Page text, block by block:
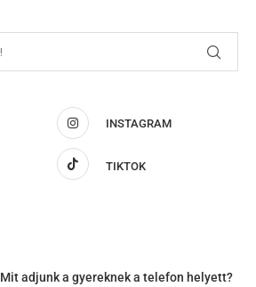
INSTAGRAM
TIKTOK
Mit adjunk a gyereknek a telefon helyett?